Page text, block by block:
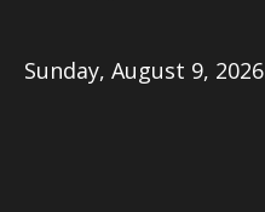
Sunday, August 9, 2026